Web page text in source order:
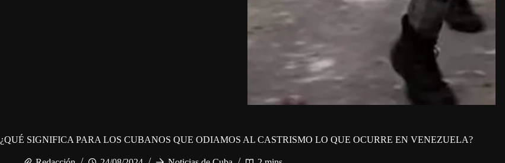
¿QUÉ SIGNIFICA PARA LOS CUBANOS QUE ODIAMOS AL CASTRISMO LO QUE OCURRE EN VENEZUELA?